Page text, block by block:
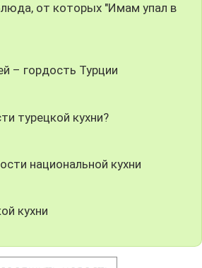
от которых "Имам упал в
– гордость Турции
турецкой кухни?
национальной кухни
кухни